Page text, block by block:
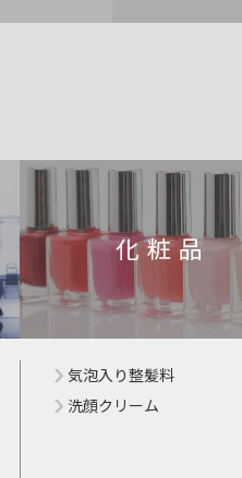
化粧品
気泡入り整髪料
洗顔クリーム